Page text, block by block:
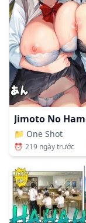
📁 One Shot
⏰ 219 ngày trước